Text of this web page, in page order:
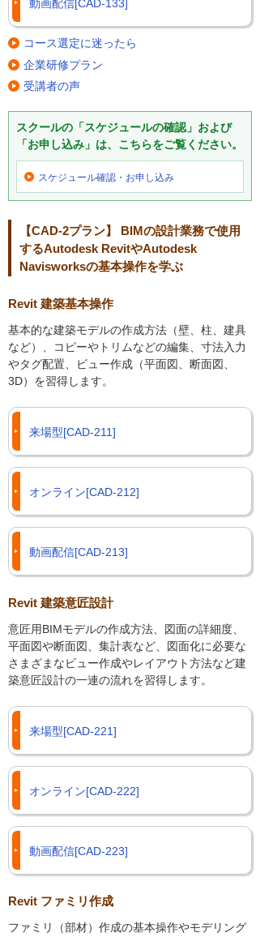
動画配信[CAD-133]
コース選定に迷ったら
企業研修プラン
受講者の声
スクールの「スケジュールの確認」および
「お申し込み」は、こちらをご覧ください。
スケジュール確認・ お申し込み
【CAD-2プラン】 BIMの設計業務で使用
するAutodesk RevitやAutodesk
Navisworksの基本操作を学ぶ
Revit 建築基本操作
基本的な建築モデルの作成方法（壁、柱、建具
など）、コピーやトリムなどの編集、寸法入力
やタグ配置、ビュー作成（平面図、断面図、
3D）を習得します。
来場型[CAD-211]
オンライン[CAD-212]
動画配信[CAD-213]
Revit 建築意匠設計
意匠用BIMモデルの作成方法、図面の詳細度、
平面図や断面図、集計表など、図面化に必要な
さまざまなビュー作成やレイアウト方法など建
築意匠設計の一連の流れを習得します。
来場型[CAD-221]
オンライン[CAD-222]
動画配信[CAD-223]
Revit ファミリ作成
ファミリ（部材）作成の基本操作やモデリング